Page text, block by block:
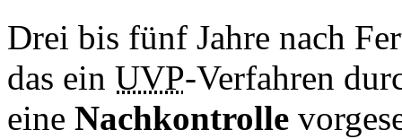
Drei bis fünf Jahre nach
das ein UVP-Verfahren
eine Nachkontrolle